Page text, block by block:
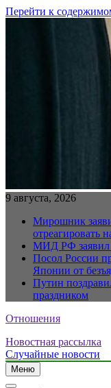
Перейти к
9 августа, 2026
Мирошник
отреагировать
МИД РФ заявил
Посол России
Японии от
Путин
праздником
Отношения
Новостная рассылка
Случайные новости
Меню